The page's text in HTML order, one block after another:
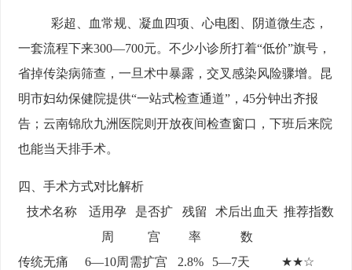
彩超、血常规、凝血四项、心电图、阴道微生态，
一套流程下来300—700元。不少小诊所打着“低价”旗号，
省掉传染病筛查，一旦术中暴露，交叉感染风险骤增。昆
明市妇幼保健院提供“一站式检查通道”，45分钟出齐报
告；云南锦欣九洲医院则开放夜间检查窗口，下班后来院
也能当天排手术。
四、手术方式对比解析
技术名称
适用孕
周
是否扩
宫
残留
率
术后出血天
数
推荐指数
传统无痛 6—10周 需扩宫 2.8% 5—7天
★★☆